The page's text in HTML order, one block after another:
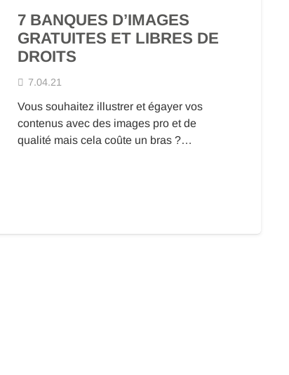
7 BANQUES D’IMAGES
GRATUITES ET LIBRES DE
DROITS
7.04.21
Vous souhaitez illustrer et égayer vos
contenus avec des images pro et de
qualité mais cela coûte un bras ?…